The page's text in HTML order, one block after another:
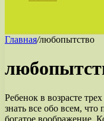
Главная/любопытство
Ребенок в возрасте
знать все обо всем, что
богатое воображение.